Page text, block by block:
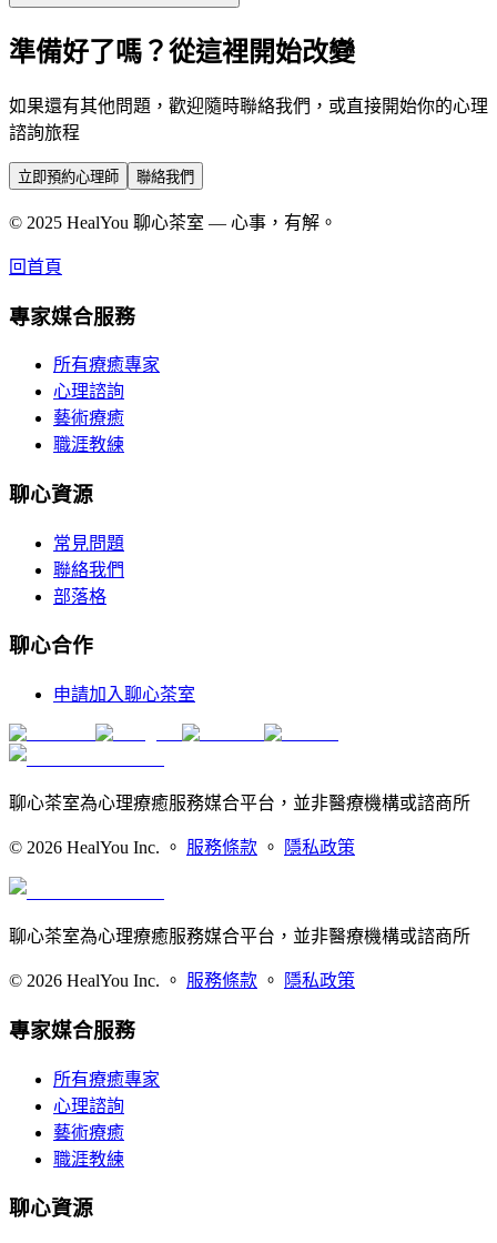
準備好了嗎？從這裡開始改變
如果還有其他問題，歡迎隨時聯絡我們，或直接開始你的心理
諮詢旅程
立即預約心理師 聯絡我們
© 2025 HealYou 聊心茶室 — 心事，有解。
回首頁
專家媒合服務
所有療癒專家
心理諮詢
藝術療癒
職涯教練
聊心資源
常見問題
聯絡我們
部落格
聊心合作
申請加入聊心茶室
聊心茶室為心理療癒服務媒合平台，並非醫療機構或諮商所
© 2026 HealYou Inc. 。 服務條款 。 隱私政策
聊心茶室為心理療癒服務媒合平台，並非醫療機構或諮商所
© 2026 HealYou Inc. 。 服務條款 。 隱私政策
專家媒合服務
所有療癒專家
心理諮詢
藝術療癒
職涯教練
聊心資源